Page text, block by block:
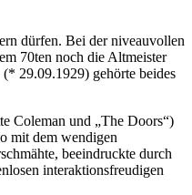
dürfen. Bei der niveauvollen
70ten noch die Altmeister
29.09.1929) gehörte beides
Coleman und „The Doors“)
mit dem wendigen
beeindruckte durch
interaktionsfreudigen